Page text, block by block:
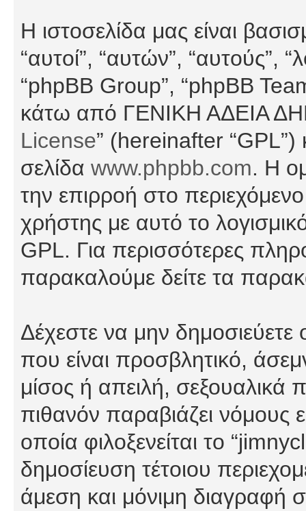
Η ιστοσελίδα μας είναι
“αυτοί”, “αυτών”, “αυτούς”,
“phpBB Group”, “phpBB
κάτω από ΓΕΝΙΚΗ ΑΔΕΙΑ
License” (hereinafter “GPL”)
σελίδα www.phpbb.com. Η
την επιρροή στο
χρήστης με αυτό το
GPL. Για περισσότερες
παρακαλούμε δείτε τα
Δέχεστε να μην
που είναι προσβλητικό,
μίσος ή απειλή, σεξουαλικά
πιθανόν παραβιάζει νόμους
οποία φιλοξενείται το
δημοσίευση τέτοιου
άμεση και μόνιμη διαγραφή